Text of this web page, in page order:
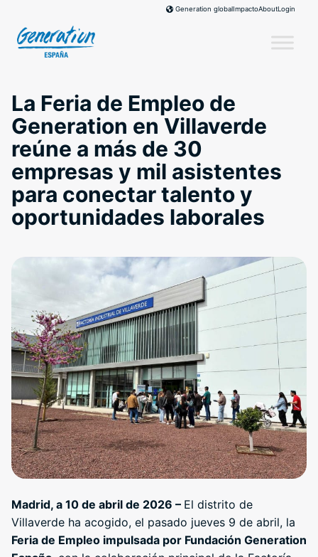
content
Generation globalImpactoAboutLogin
La Feria de Empleo de
Generation en Villaverde
reúne a más de 30
empresas y mil asistentes
para conectar talento y
oportunidades laborales
Madrid, a 10 de abril de 2026 – El distrito de
Villaverde ha acogido, el pasado jueves 9 de abril, la
Feria de Empleo impulsada por Fundación Generation